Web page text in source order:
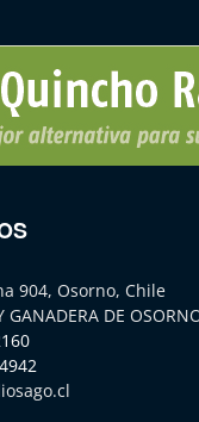
904, Osorno, Chile
GANADERA DE